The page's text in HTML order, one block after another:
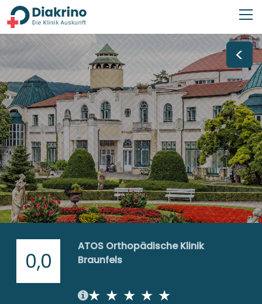
<
0,0
ATOS Orthopädische Klinik
Braunfels